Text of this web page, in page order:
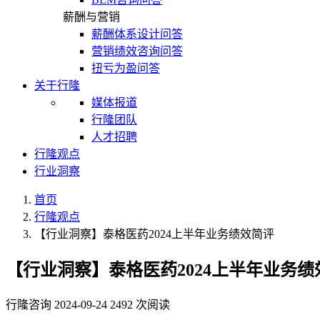
薪酬与营销
薪酬体系设计问答
营销绩效咨询问答
扭亏为盈问答
关于行隆
媒体报道
行隆团队
人才招聘
行隆观点
行业洞察
首页
行隆观点
【行业洞察】泰格医药2024上半年业务绩效简评
【行业洞察】泰格医药2024上半年业务
行隆咨询 2024-09-24 2492 次阅读